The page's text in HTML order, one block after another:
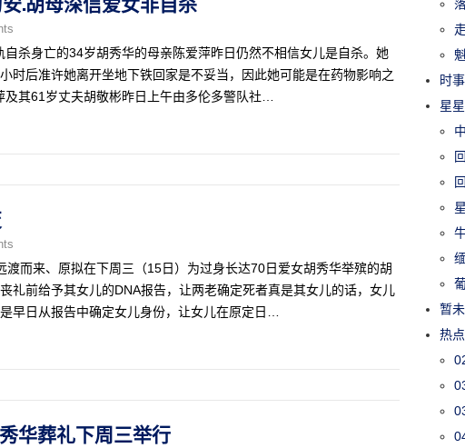
杀身亡的34岁胡秀华的母亲陈爱萍昨日仍然不相信女儿是自杀。她
时后准许她离开坐地下铁回家是不妥当，因此她可能是在药物影响之
其61岁丈夫胡敬彬昨日上午由多伦多警队社…
而来、原拟在下周三（15日）为过身长达70日爱女胡秀华举殡的胡
礼前给予其女儿的DNA报告，让两老确定死者真是其女儿的话，女儿
早日从报告中确定女儿身份，让女儿在原定日…
华葬礼下周三举行
时
星
暂
热